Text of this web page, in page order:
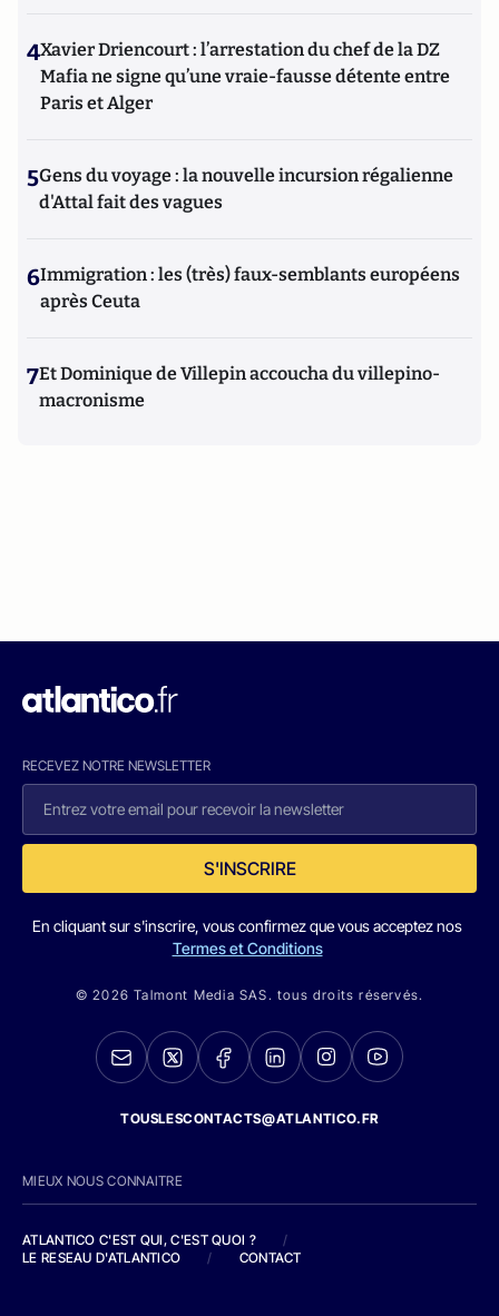
4Xavier Driencourt : l’arrestation du chef de la DZ
Mafia ne signe qu’une vraie-fausse détente entre
Paris et Alger
5Gens du voyage : la nouvelle incursion régalienne
d'Attal fait des vagues
6Immigration : les (très) faux-semblants européens
après Ceuta
7Et Dominique de Villepin accoucha du villepino-
macronisme
RECEVEZ NOTRE NEWSLETTER
S'INSCRIRE
En cliquant sur s'inscrire, vous confirmez que vous acceptez nos
Termes et Conditions
© 2026 Talmont Media SAS. tous droits réservés.
TOUSLESCONTACTS@ATLANTICO.FR
MIEUX NOUS CONNAITRE
ATLANTICO C'EST QUI, C'EST QUOI ?
/
LE RESEAU D'ATLANTICO
/ CONTACT